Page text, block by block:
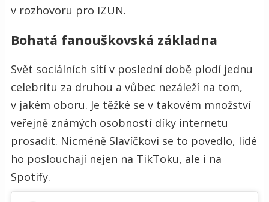
v rozhovoru pro IZUN.
Bohatá fanouškovská základna
Svět sociálních sítí v poslední době plodí jednu
celebritu za druhou a vůbec nezáleží na tom,
v jakém oboru. Je těžké se v takovém množství
veřejně známých osobností díky internetu
prosadit. Nicméně Slavíčkovi se to povedlo, lidé
ho poslouchají nejen na TikToku, ale i na
Spotify.